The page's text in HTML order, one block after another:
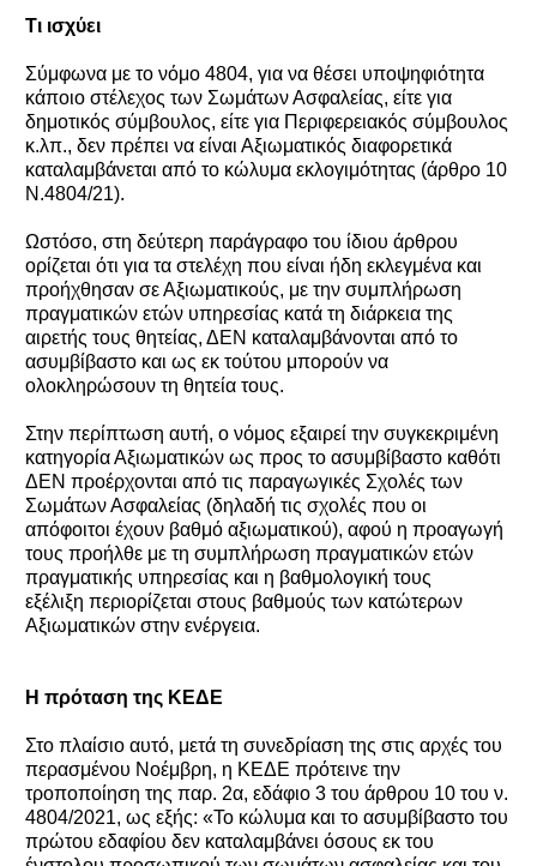
Τι ισχύει
Σύμφωνα με το νόμο 4804, για να θέσει υποψηφιότητα
κάποιο στέλεχος των Σωμάτων Ασφαλείας, είτε για
δημοτικός σύμβουλος, είτε για Περιφερειακός σύμβουλος
κ.λπ., δεν πρέπει να είναι Αξιωματικός διαφορετικά
καταλαμβάνεται από το κώλυμα εκλογιμότητας (άρθρο 10
Ν.4804/21).
Ωστόσο, στη δεύτερη παράγραφο του ίδιου άρθρου
ορίζεται ότι για τα στελέχη που είναι ήδη εκλεγμένα και
προήχθησαν σε Αξιωματικούς, με την συμπλήρωση
πραγματικών ετών υπηρεσίας κατά τη διάρκεια της
αιρετής τους θητείας, ΔΕΝ καταλαμβάνονται από το
ασυμβίβαστο και ως εκ τούτου μπορούν να
ολοκληρώσουν τη θητεία τους.
Στην περίπτωση αυτή, ο νόμος εξαιρεί την συγκεκριμένη
κατηγορία Αξιωματικών ως προς το ασυμβίβαστο καθότι
ΔΕΝ προέρχονται από τις παραγωγικές Σχολές των
Σωμάτων Ασφαλείας (δηλαδή τις σχολές που οι
απόφοιτοι έχουν βαθμό αξιωματικού), αφού η προαγωγή
τους προήλθε με τη συμπλήρωση πραγματικών ετών
πραγματικής υπηρεσίας και η βαθμολογική τους
εξέλιξη περιορίζεται στους βαθμούς των κατώτερων
Αξιωματικών στην ενέργεια.
Η πρόταση της ΚΕΔΕ
Στο πλαίσιο αυτό, μετά τη συνεδρίαση της στις αρχές του
περασμένου Νοέμβρη, η ΚΕΔΕ πρότεινε την
τροποποίηση της παρ. 2α, εδάφιο 3 του άρθρου 10 του ν.
4804/2021, ως εξής: «Το κώλυμα και το ασυμβίβαστο του
πρώτου εδαφίου δεν καταλαμβάνει όσους εκ του